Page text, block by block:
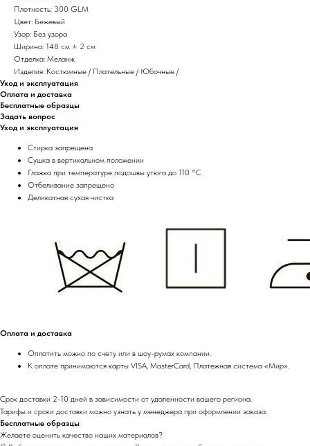
Плотность: 300 GLM
Цвет: Бежевый
Узор: Без узора
Ширина: 148 см ± 2 см
Отделка: Меланж
Изделия: Костюмные / Плательные / Юбочные /
Уход и эксплуатация
Оплата и доставка
Бесплатные образцы
Задать вопрос
Уход и эксплуатация
Стирка запрещена
Сушка в вертикальном положении
Глажка при температуре подошвы утюга до 110 °C
Отбеливание запрещено
Деликатная сухая чистка
Оплата и доставка
Оплатить можно по счету или в шоу-румах компании.
К оплате принимаются карты VISA, MasterCard, Платежная система «Мир».
Срок доставки 2-10 дней в зависимости от удаленности вашего региона.
Тарифы и сроки доставки можно узнать у менеджера при оформлении заказа.
Бесплатные образцы
Желаете оценить качество наших материалов?